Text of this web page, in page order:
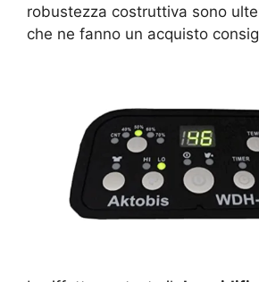
robustezza costruttiva sono
che ne fanno un acquisto